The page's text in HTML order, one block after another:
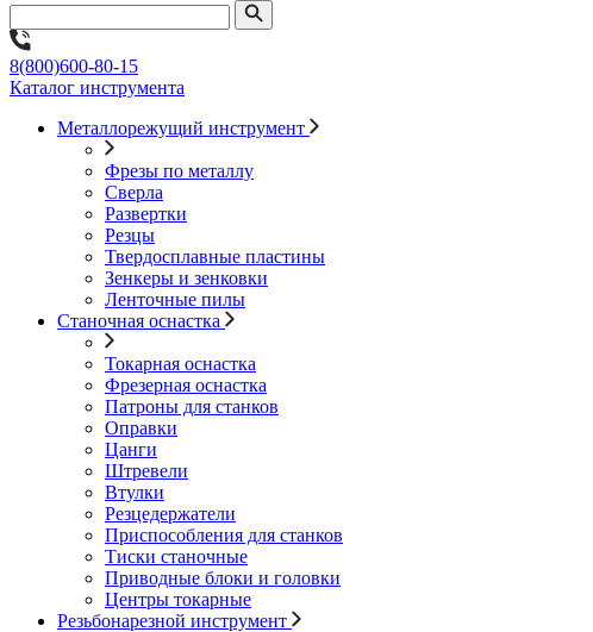
8(800)600-80-15
Каталог инструмента
Металлорежущий инструмент
Фрезы по металлу
Сверла
Развертки
Резцы
Твердосплавные пластины
Зенкеры и зенковки
Ленточные пилы
Станочная оснастка
Токарная оснастка
Фрезерная оснастка
Патроны для станков
Оправки
Цанги
Штревели
Втулки
Резцедержатели
Приспособления для станков
Тиски станочные
Приводные блоки и головки
Центры токарные
Резьбонарезной инструмент